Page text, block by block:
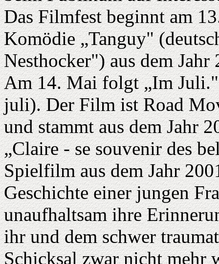
Das Filmfest beginnt am
Komödie „Tanguy"
Nesthocker") aus dem Jahr
Am 14. Mai folgt „Im
juli). Der Film ist Road
und stammt aus dem Jahr
„Claire - se souvenir des
Spielfilm aus dem Jahr
Geschichte einer jungen
unaufhaltsam ihre
ihr und dem schwer
Schicksal zwar nicht mehr